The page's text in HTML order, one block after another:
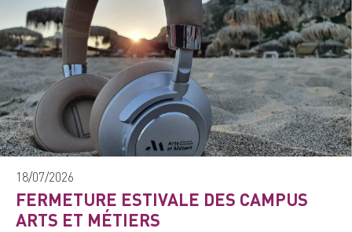
18/07/2026
FERMETURE ESTIVALE DES CAMPUS
ARTS ET MÉTIERS